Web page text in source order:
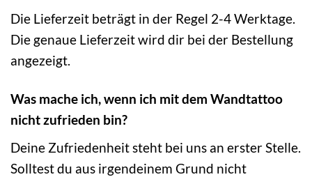
Die Lieferzeit beträgt in der Regel 2-4 Werktage.
Die genaue Lieferzeit wird dir bei der Bestellung
angezeigt.
Was mache ich, wenn ich mit dem Wandtattoo
nicht zufrieden bin?
Deine Zufriedenheit steht bei uns an erster Stelle.
Solltest du aus irgendeinem Grund nicht